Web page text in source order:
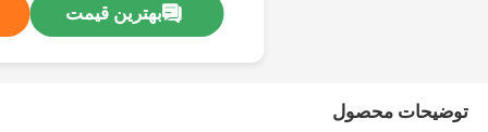
بهترین قیمت
توضیحات محصول